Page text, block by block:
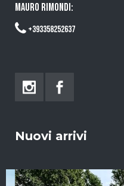
MAURO RIMONDI:
+393358252637
Nuovi arrivi